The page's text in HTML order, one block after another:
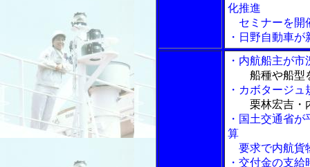
化推進
セミナーを開
・日野自動車
・内航船主が
船種や船型
・カボタージ
栗林宏吉・
・国土交通省
算
要求で内航貨
・交付金の支